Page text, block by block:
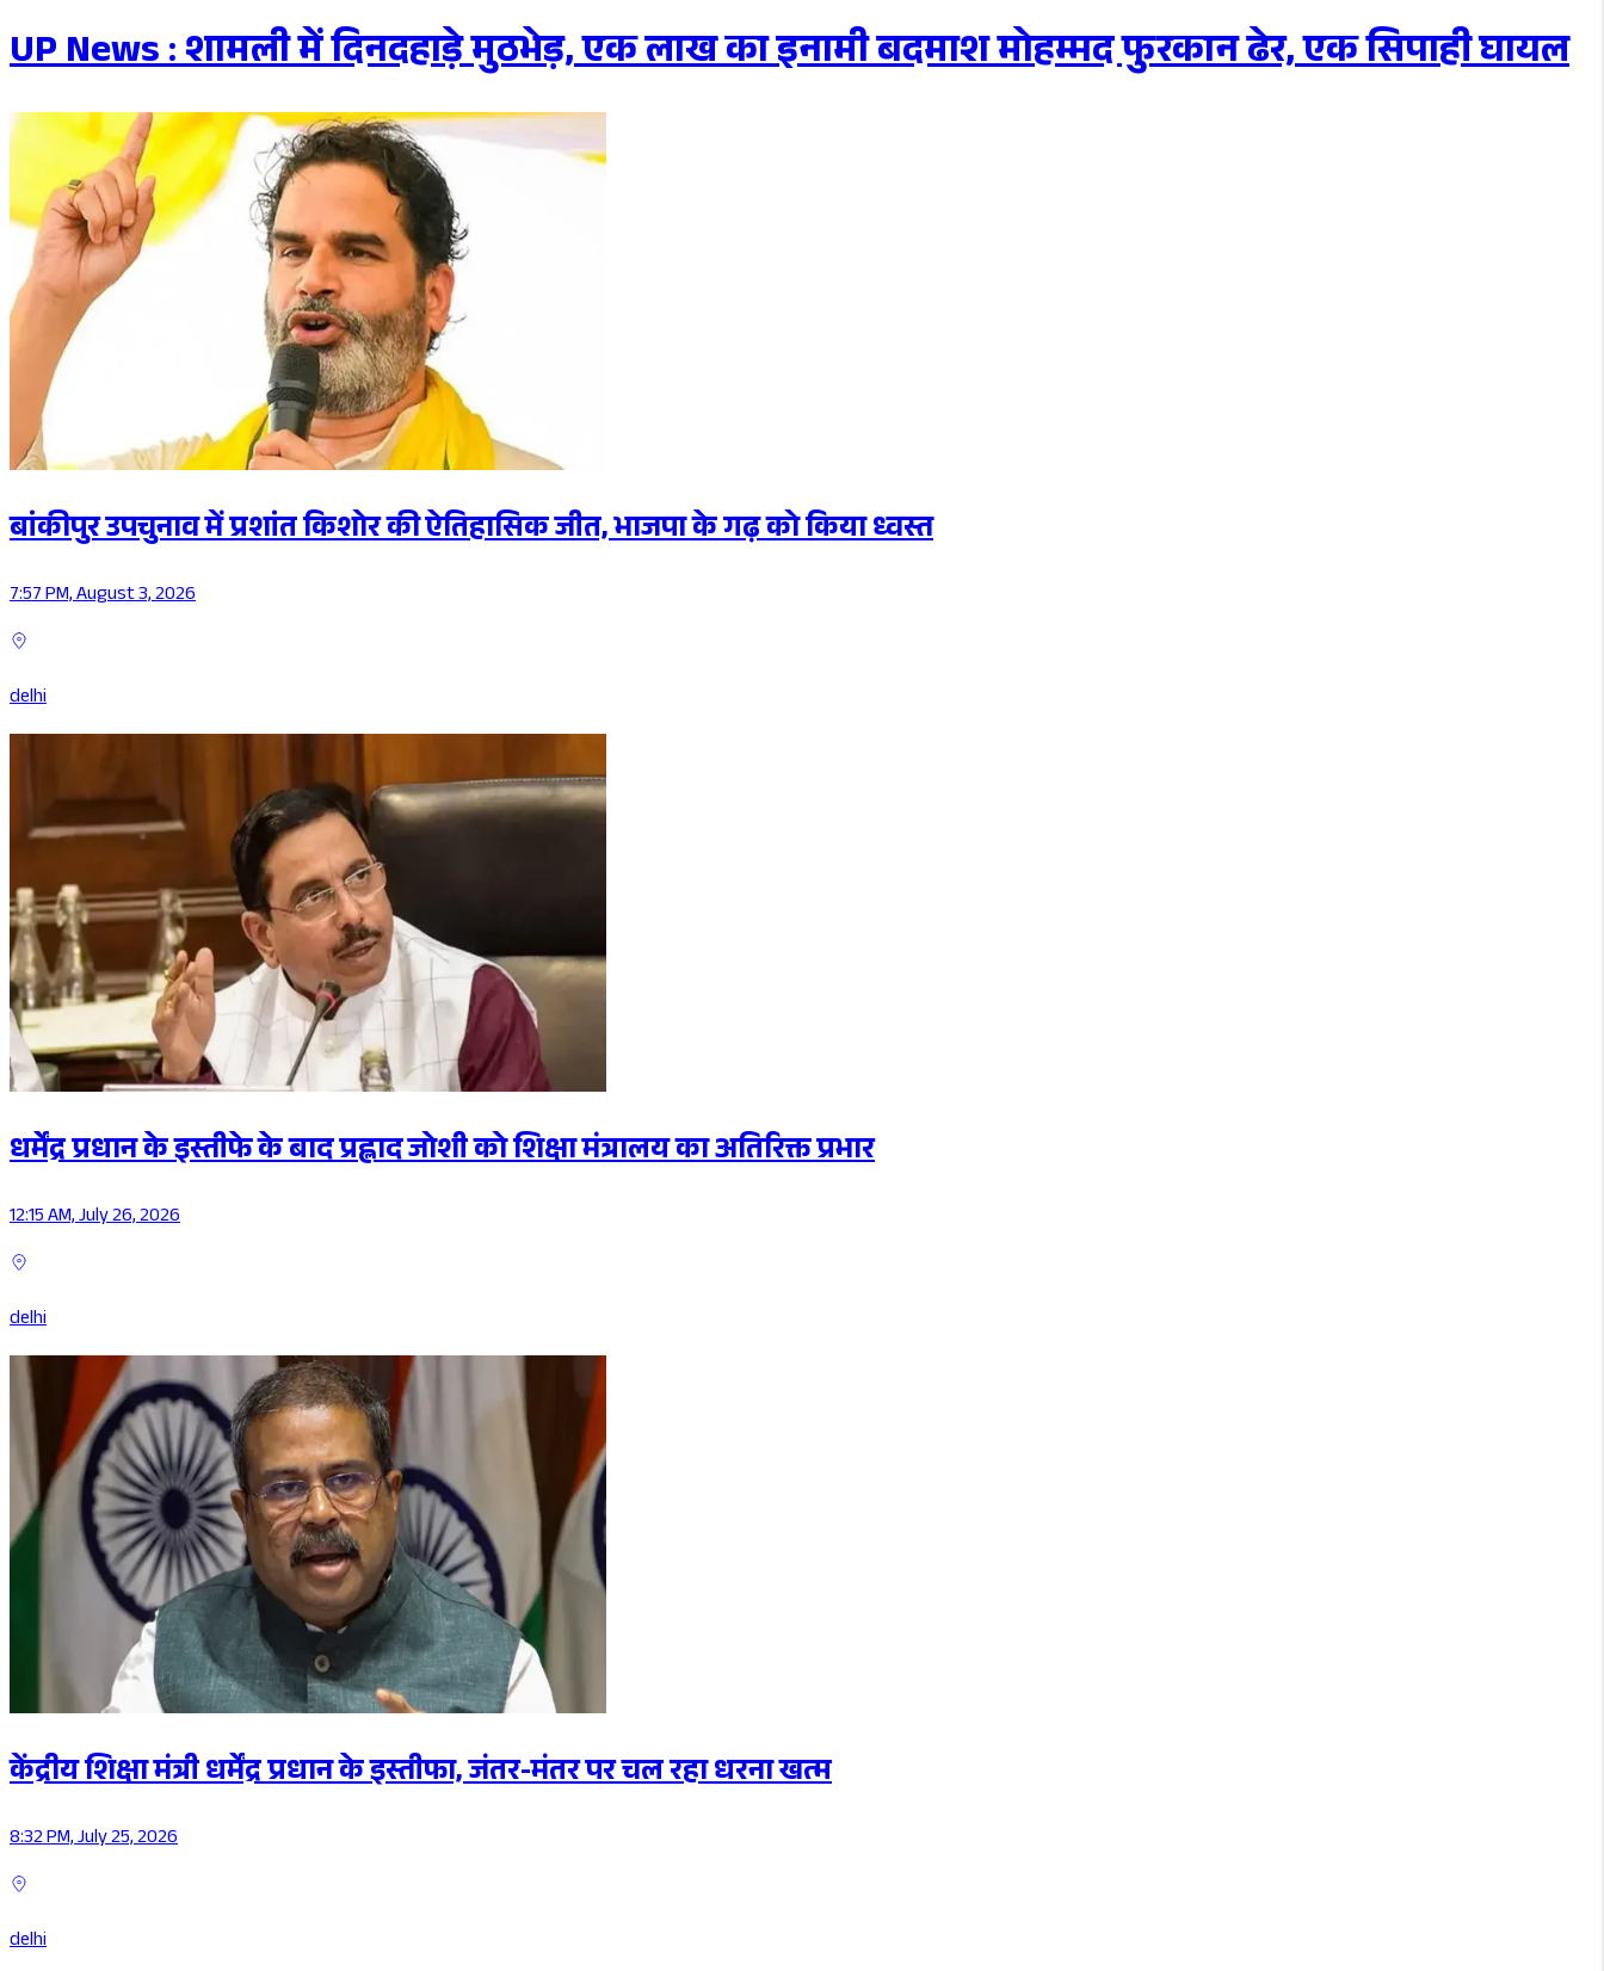
UP News : शामली में दिनदहाड़े मुठभेड़, एक लाख का इनामी बदमाश मोहम्मद फुरकान ढेर, एक सिपाही घायल
बांकीपुर उपचुनाव में प्रशांत किशोर की ऐतिहासिक जीत, भाजपा के गढ़ को किया ध्वस्त
7:57 PM, August 3, 2026
delhi
धर्मेंद्र प्रधान के इस्तीफे के बाद प्रह्लाद जोशी को शिक्षा मंत्रालय का अतिरिक्त प्रभार
12:15 AM, July 26, 2026
delhi
केंद्रीय शिक्षा मंत्री धर्मेंद्र प्रधान के इस्तीफा, जंतर-मंतर पर चल रहा धरना खत्म
8:32 PM, July 25, 2026
delhi